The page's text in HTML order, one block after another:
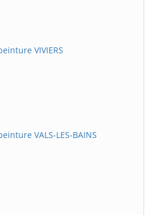
VIVIERS
VALS-LES-BAINS